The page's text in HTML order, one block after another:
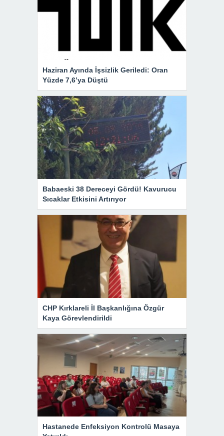
Haziran Ayında İşsizlik Geriledi: Oran
Yüzde 7,6’ya Düştü
Babaeski 38 Dereceyi Gördü! Kavurucu
Sıcaklar Etkisini Artırıyor
CHP Kırklareli İl Başkanlığına Özgür
Kaya Görevlendirildi
Hastanede Enfeksiyon Kontrolü Masaya